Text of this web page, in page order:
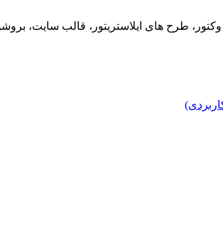
وکتور، طرح های ایلاستریتور، قالب سایت،